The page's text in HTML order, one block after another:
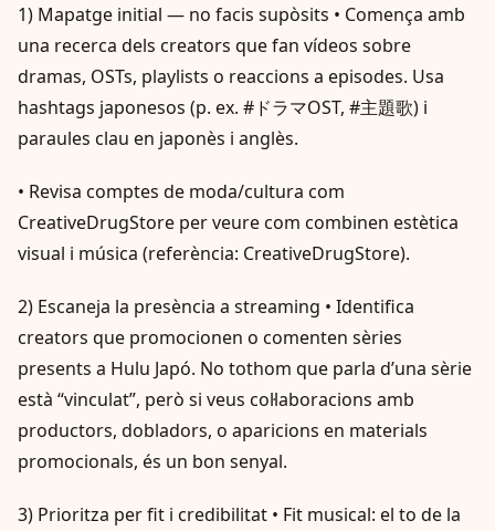
1) Mapatge initial — no facis supòsits • Comença amb
una recerca dels creators que fan vídeos sobre
dramas, OSTs, playlists o reaccions a episodes. Usa
hashtags japonesos (p. ex. #ドラマOST, #主題歌) i
paraules clau en japonès i anglès.
• Revisa comptes de moda/cultura com
CreativeDrugStore per veure com combinen estètica
visual i música (referència: CreativeDrugStore).
2) Escaneja la presència a streaming • Identifica
creators que promocionen o comenten sèries
presents a Hulu Japó. No tothom que parla d’una sèrie
està “vinculat”, però si veus col·laboracions amb
productors, dobladors, o aparicions en materials
promocionals, és un bon senyal.
3) Prioritza per fit i credibilitat • Fit musical: el to de la